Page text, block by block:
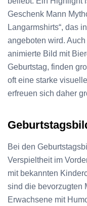
Geschenk Mann
Langarmshirts“, das
angeboten wird.
animierte Bild mit
Geburtstag, finden
oft eine starke
erfreuen sich daher
Bei den
Verspieltheit im
mit bekannten
sind die bevorzugten
Erwachsene mit